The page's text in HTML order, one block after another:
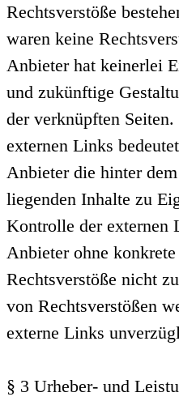
Rechtsverstöße
waren keine
Anbieter hat keinerlei
und zukünftige
der verknüpften Seiten.
externen Links
Anbieter die hinter
liegenden Inhalte zu
Kontrolle der externen
Anbieter ohne
Rechtsverstöße nicht
von Rechtsverstößen
externe Links
§ 3 Urheber- und